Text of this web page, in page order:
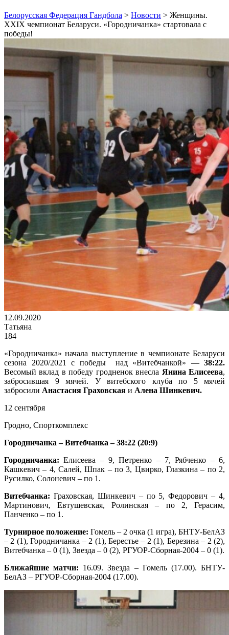
Белорусская Федерация Гандбола > Новости > Женщины.
XXIX чемпионат Беларуси. «Городничанка» стартовала с
победы!
12.09.2020
Татьяна
184
«Городничанка» начала выступление в чемпионате Беларуси
сезона 2020/2021 с победы над «Витебчанкой» — 38:22.
Весомый вклад в победу гродненок внесла Янина Елисеева,
забросившая 9 мячей. У витебского клуба по 5 мячей
забросили Анастасия Граховская и Алена Шинкевич.
12 сентября
Гродно, Спорткомплекс
Городничанка – Витебчанка – 38:22 (20:9)
Городничанка: Елисеева – 9, Петренко – 7, Рябченко – 6,
Кашкевич – 4, Салей, Шпак – по 3, Цвирко, Глазкина – по 2,
Русилко, Солоневич – по 1.
Витебчанка: Граховская, Шинкевич – по 5, Федорович – 4,
Мартинович, Евтушевская, Ролинская – по 2, Герасим,
Панченко – по 1.
Турнирное положение: Гомель – 2 очка (1 игра), БНТУ-БелАЗ
– 2 (1), Городничанка – 2 (1), Берестье – 2 (1), Березина – 2 (2),
Витебчанка – 0 (1), Звезда – 0 (2), РГУОР-Сборная-2004 – 0 (1).
Ближайшие матчи: 16.09. Звезда – Гомель (17.00). БНТУ-
БелАЗ – РГУОР-Сборная-2004 (17.00).